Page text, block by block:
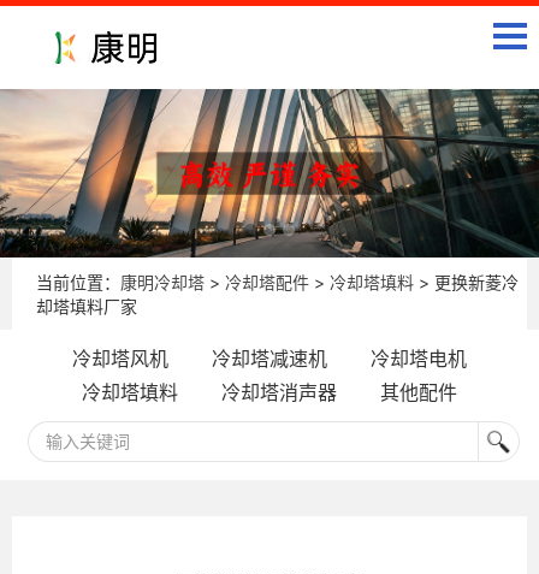
当前位置： 康明冷却塔 > 冷却塔配件 > 冷却塔填料 > 更换新菱冷
却塔填料厂家
冷却塔风机 冷却塔减速机
冷却塔电机
冷却塔填料
冷却塔消声器 其他配件